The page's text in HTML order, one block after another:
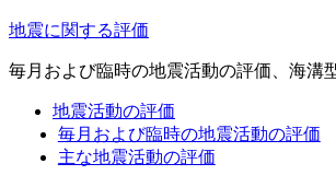
地震に関する評価
毎月および臨時の地震活動の評価、海溝
地震活動の評価
毎月および臨時の地震活動の評価
主な地震活動の評価